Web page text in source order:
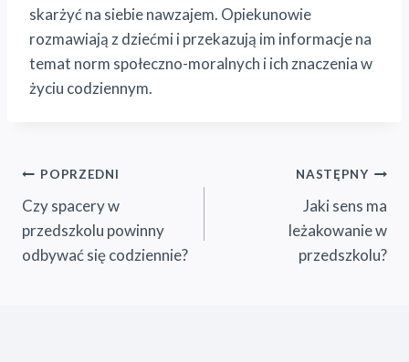
skarżyć na siebie nawzajem. Opiekunowie
rozmawiają z dziećmi i przekazują im informacje na
temat norm społeczno-moralnych i ich znaczenia w
życiu codziennym.
Nawigacja
wpisu
POPRZEDNI
Czy spacery w
przedszkolu powinny
odbywać się codziennie?
NASTĘPNY
Jaki sens ma
leżakowanie w
przedszkolu?